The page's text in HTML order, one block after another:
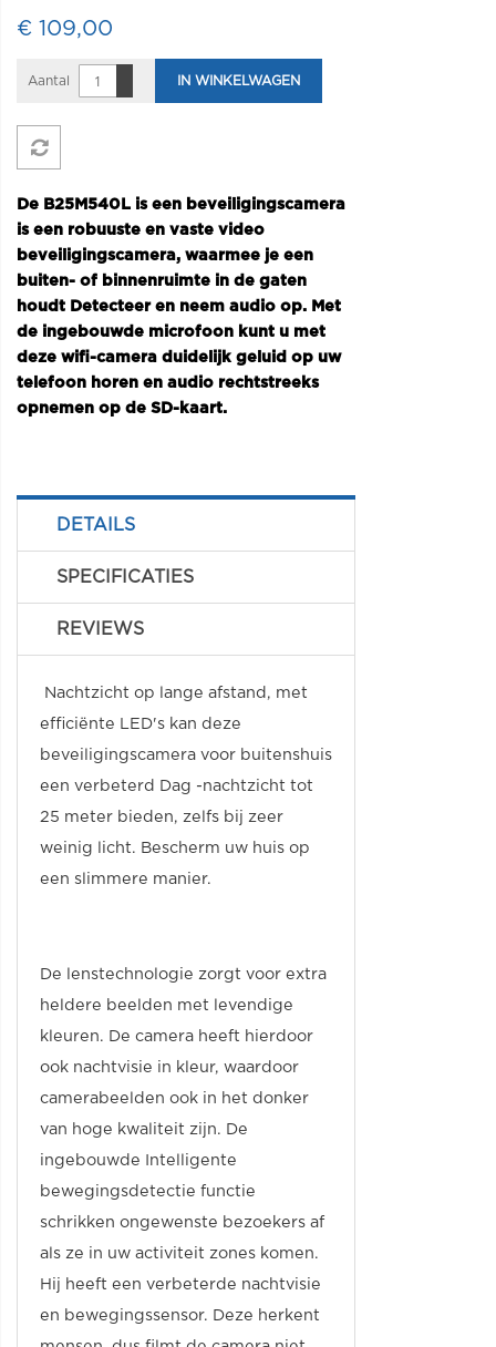
€ 109,00
Aantal IN WINKELWAGEN
De B25M540L is een beveiligingscamera
is een robuuste en vaste video
beveiligingscamera, waarmee je een
buiten- of binnenruimte in de gaten
houdt Detecteer en neem audio op. Met
de ingebouwde microfoon kunt u met
deze wifi-camera duidelijk geluid op uw
telefoon horen en audio rechtstreeks
opnemen op de SD-kaart.
DETAILS
SPECIFICATIES
REVIEWS
Nachtzicht op lange afstand, met
efficiënte LED's kan deze
beveiligingscamera voor buitenshuis
een verbeterd Dag -nachtzicht tot
25 meter bieden, zelfs bij zeer
weinig licht. Bescherm uw huis op
een slimmere manier.
De lenstechnologie zorgt voor extra
heldere beelden met levendige
kleuren. De camera heeft hierdoor
ook nachtvisie in kleur, waardoor
camerabeelden ook in het donker
van hoge kwaliteit zijn. De
ingebouwde Intelligente
bewegingsdetectie functie
schrikken ongewenste bezoekers af
als ze in uw activiteit zones komen.
Hij heeft een verbeterde nachtvisie
en bewegingssensor. Deze herkent